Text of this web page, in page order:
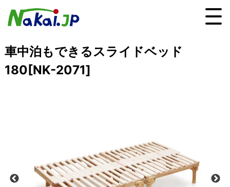
車中泊もできるスライドベッド
180[NK-2071]